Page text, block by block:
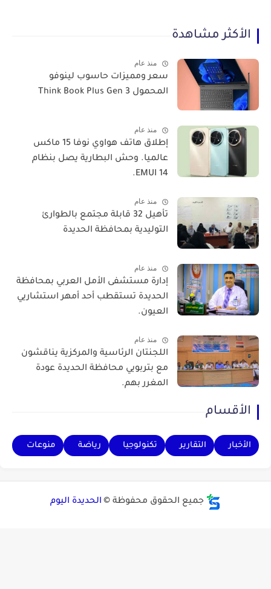
الأكثر مشاهدة
منذ عام
سعر ومميزات حاسوب لينوفو
المحمول Think Book Plus Gen 3
منذ عام
​إطلاق هاتف هواوي نوفا 15 ماكس
عالميا. وحش البطارية يصل بنظام
EMUI 14.
منذ عام
تأهيل 32 قابلة مجتمع بالطوارئ
التوليدية بمحافظة الحديدة
منذ عام
إدارة مستشفى الأمل العربي بمحافظة
الحديدة تستقطب أحد أمهر استشاريي
العيون.
منذ عام
اللجنتان الرئاسية والمركزية يناقشون
مع بتربويي محافظة الحديدة عودة
المغرر بهم.
الأقسام
الأخبار التقارير تكنولوجيا رياضة منوعات
جميع الحقوق محفوظة © الحديدة اليوم